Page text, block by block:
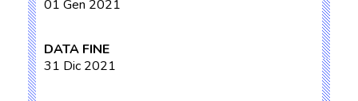
01 Gen 2021
DATA FINE
31 Dic 2021